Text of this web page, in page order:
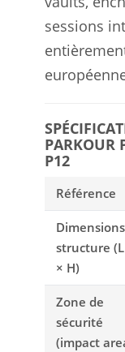
sessions
PARKOUR
P12
Référence
Dimensions
structure
× H)
Zone de
sécurité
(impact